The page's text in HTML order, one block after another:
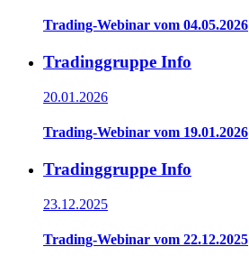
Trading-Webinar vom 04.05.2026
Tradinggruppe Info
20.01.2026
Trading-Webinar vom 19.01.2026
Tradinggruppe Info
23.12.2025
Trading-Webinar vom 22.12.2025